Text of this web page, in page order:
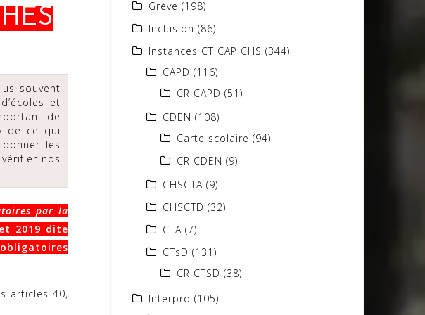
souvent
et
de
de ce qui
les
nos
par la
2019 dite
articles 40,
Grève (198)
Inclusion (86)
Instances CT CAP CHS (344)
CAPD (116)
CR CAPD (51)
CDEN (108)
Carte scolaire (94)
CR CDEN (9)
CHSCTA (9)
CHSCTD (32)
CTA (7)
CTsD (131)
CR CTSD (38)
Interpro (105)